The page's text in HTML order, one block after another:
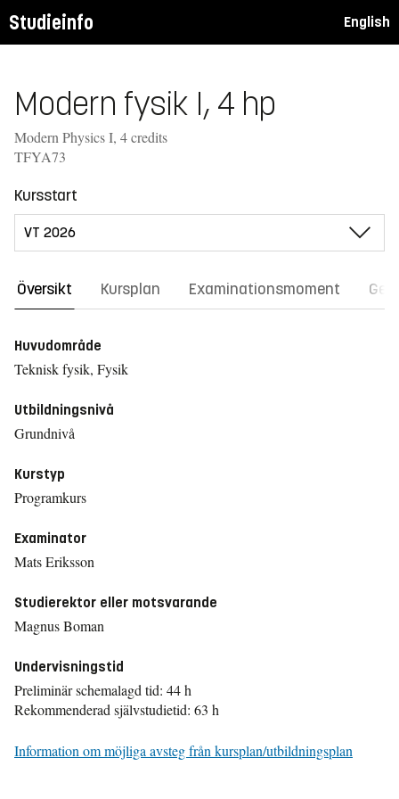
Studieinfo English
Modern fysik I, 4 hp
Modern Physics I, 4 credits
TFYA73
Kursstart
Översikt Kursplan Examinationsmoment
Huvudområde
Teknisk fysik, Fysik
Utbildningsnivå
Grundnivå
Kurstyp
Programkurs
Examinator
Mats Eriksson
Studierektor eller motsvarande
Magnus Boman
Undervisningstid
Preliminär schemalagd tid: 44 h
Rekommenderad självstudietid: 63 h
Information om möjliga avsteg från kursplan/utbildningsplan